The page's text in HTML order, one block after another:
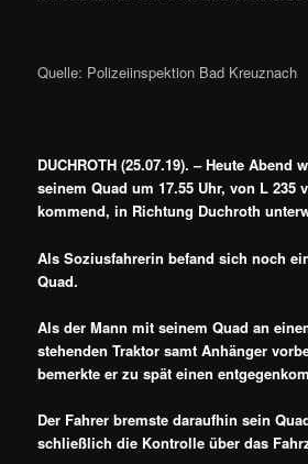
Quelle: Polizeiinspektion Bad Kreuznach
DUCHROTH (25.07.19). – Heute Abend
seinem Quad um 17.55 Uhr, von L 235
kommend, in Richtung Duchroth
Als Soziusfahrerin befand sich noch
Quad.
Als der Mann mit seinem Quad an
stehenden Traktor samt Anhänger
bemerkte er zu spät einen
Der Fahrer bremste daraufhin sein
schließlich die Kontrolle über das